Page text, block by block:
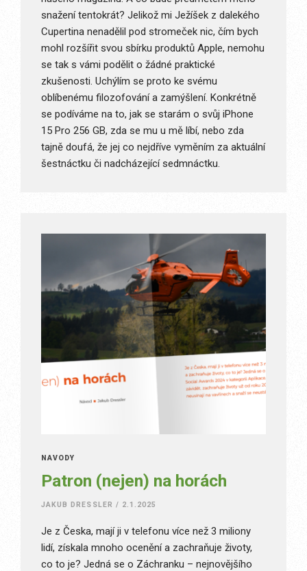
snažení tentokrát? Jelikož mi Ježíšek z dalekého
Cupertina nenadělil pod stromeček nic, čím bych
mohl rozšířit svou sbírku produktů Apple, nemohu
se tak s vámi podělit o žádné praktické
zkušenosti. Uchýlím se proto ke svému
oblíbenému filozofování a zamýšlení. Konkrétně
se podíváme na to, jak se starám o svůj iPhone
15 Pro 256 GB, zda se mu u mě líbí, nebo zda
tajně doufá, že jej co nejdříve vyměním za aktuální
šestnáctku či nadcházející sedmnáctku.
NÁVODY
Patron (nejen) na horách
JAKUB DRESSLER / 2.1.2025
Je z Česka, mají ji v telefonu více než 3 miliony
lidí, získala mnoho ocenění a zachraňuje životy,
co to je? Jedná se o Záchranku – nejnovějšího